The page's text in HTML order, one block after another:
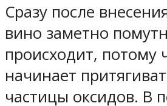
Сразу после
вино заметно
происходит, потому
начинает
частицы оксидов. В